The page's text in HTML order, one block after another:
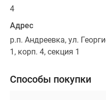
4
Адрес
р.п. Андреевка, ул.
1, корп. 4, секция 1
Способы покупки